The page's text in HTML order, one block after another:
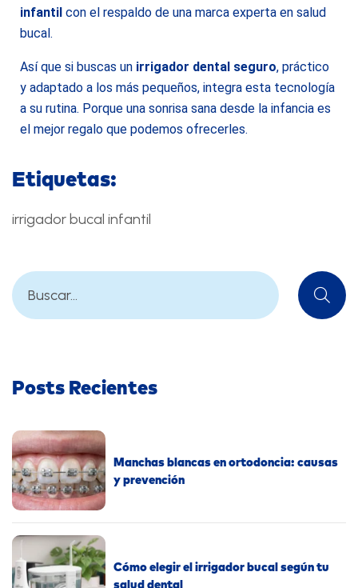
infantil con el respaldo de una marca experta en salud
bucal.
Así que si buscas un irrigador dental seguro, práctico
y adaptado a los más pequeños, integra esta tecnología
a su rutina. Porque una sonrisa sana desde la infancia es
el mejor regalo que podemos ofrecerles.
Etiquetas:
irrigador bucal infantil
Posts Recientes
Manchas blancas en ortodoncia: causas
y prevención
Cómo elegir el irrigador bucal según tu
salud dental